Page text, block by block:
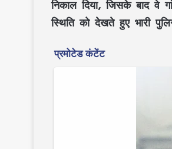
निकाल दिया, जिसके बाद वे
स्थिति को देखते हुए भारी